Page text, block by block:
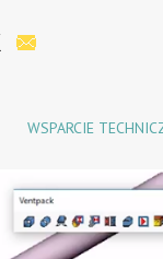
WSPARCIE